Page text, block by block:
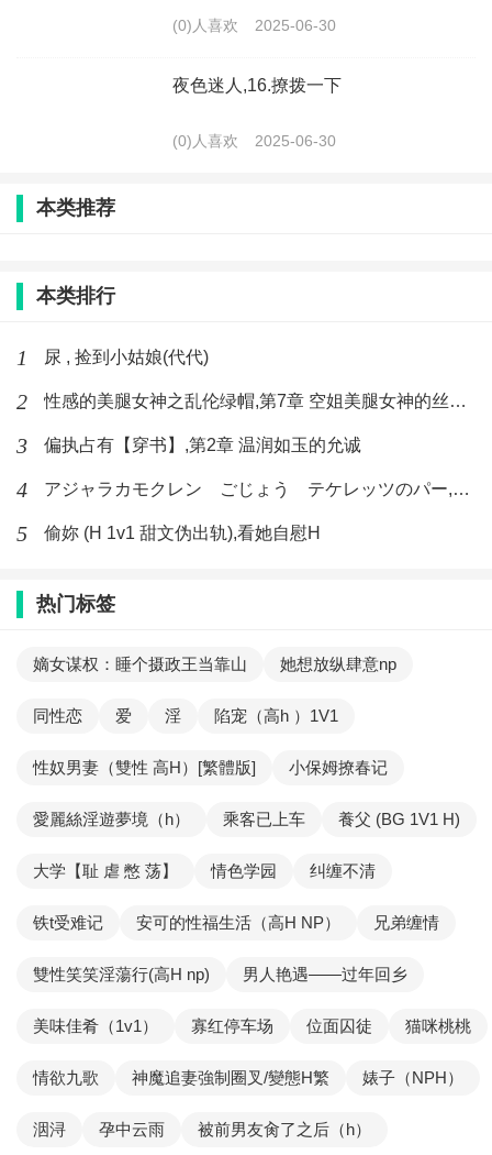
(0)人喜欢 2025-06-30
夜色迷人,16.撩拨一下
(0)人喜欢 2025-06-30
本类推荐
本类排行
1 尿 , 捡到小姑娘(代代)
2 性感的美腿女神之乱伦绿帽,第7章 空姐美腿女神的丝袜足交
3 偏执占有【穿书】,第2章 温润如玉的允诚
4 アジャラカモクレン ごじょう テケレッツのパー,【No. 42 Rube Goldberg Machine】十四
5 偷妳 (H 1v1 甜文伪出轨),看她自慰H
热门标签
嫡女谋权：睡个摄政王当靠山 她想放纵肆意np
同性恋 爱 淫 陷宠（高h ）1V1
性奴男妻（雙性 高H）[繁體版] 小保姆撩春记
愛麗絲淫遊夢境（h） 乘客已上车 養父 (BG 1V1 H)
大学【耻 虐 憋 荡】 情色学园 纠缠不清
铁t受难记 安可的性福生活（高H NP） 兄弟缠情
雙性笑笑淫蕩行(高H np) 男人艳遇——过年回乡
美味佳肴（1v1） 寡红停车场 位面囚徒 猫咪桃桃
情欲九歌 神魔追妻強制圈叉/變態H繁 婊子（NPH）
洇浔 孕中云雨 被前男友肏了之后（h）